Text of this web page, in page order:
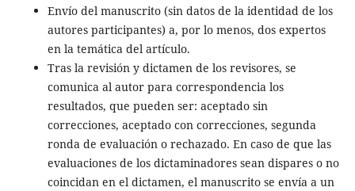
Envío del manuscrito (sin datos de la identidad de los
autores participantes) a, por lo menos, dos expertos
en la temática del artículo.
Tras la revisión y dictamen de los revisores, se
comunica al autor para correspondencia los
resultados, que pueden ser: aceptado sin
correcciones, aceptado con correcciones, segunda
ronda de evaluación o rechazado. En caso de que las
evaluaciones de los dictaminadores sean dispares o no
coincidan en el dictamen, el manuscrito se envía a un